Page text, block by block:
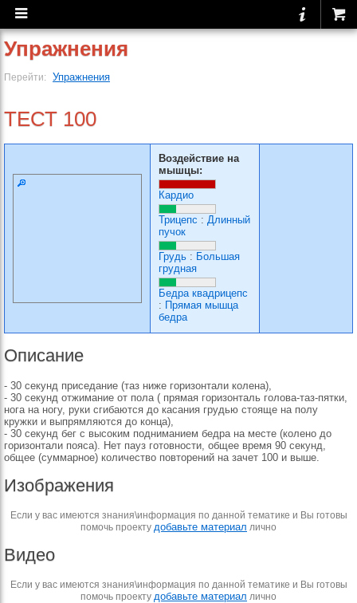
Упражнения
Перейти: Упражнения
ТЕСТ 100
Воздействие на
мышцы:
Кардио
Трицепс : Длинный
пучок
Грудь : Большая
грудная
Бедра квадрицепс
: Прямая мышца
бедра
Описание
- 30 секунд приседание (таз ниже горизонтали колена),
- 30 секунд отжимание от пола ( прямая горизонталь голова-таз-пятки,
нога на ногу, руки сгибаются до касания грудью стояще на полу
кружки и выпрямляются до конца),
- 30 секунд бег с высоким подниманием бедра на месте (колено до
горизонтали пояса). Нет пауз готовности, общее время 90 секунд,
общее (суммарное) количество повторений на зачет 100 и выше.
Изображения
Если у вас имеются знания\информация по данной тематике и Вы готовы
помочь проекту добавьте материал лично
Видео
Если у вас имеются знания\информация по данной тематике и Вы готовы
помочь проекту добавьте материал лично